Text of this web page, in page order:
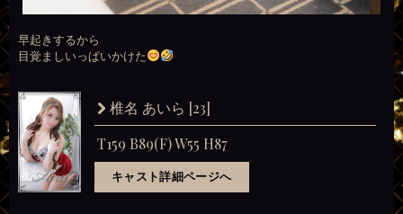
早起きするから
目覚ましいっぱいかけた
椎名 あいら [23]
T159 B89(F) W55 H87
キャスト詳細ページへ